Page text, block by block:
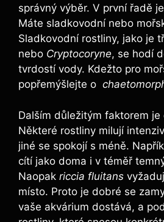
správný výběr. ​V první řadě je
Máte sladkovodní nebo
Sladkovodní⁢ rostliny,⁤ jako je
nebo Cryptocoryne, se ‍hodí
tvrdostí vody. Kdežto pro
popřemýšlejte o ⁢
Dalším důležitým ⁤faktorem je
Některé ⁢rostliny milují
⁢jiné se spokojí s méně.
cítí jako doma⁤ i v téměř
Naopak riccia fluitans
místo. Proto ⁤je dobré se
vaše akvárium ​dostává,⁣ a